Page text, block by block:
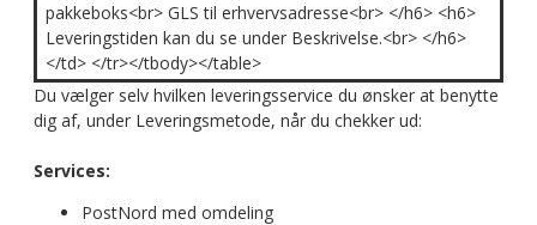
pakkeboks<br> GLS til erhvervsadresse<br> </h6> <h6>
Leveringstiden kan du se under Beskrivelse.<br> </h6>
</td> </tr></tbody></table>
Du vælger selv hvilken leveringsservice du ønsker at benytte
dig af, under Leveringsmetode, når du chekker ud:
Services:
PostNord med omdeling